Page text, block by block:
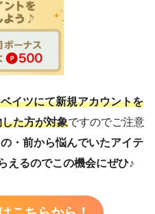
イツにて新規アカウントを
た方が対象ですのでご注意
・前から悩んでいたアイテ
えるのでこの機会にぜひ♪